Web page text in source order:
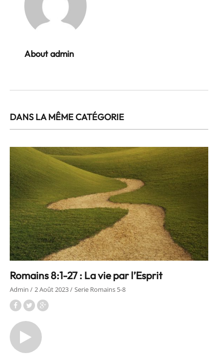
About admin
DANS LA MÊME CATÉGORIE
Romains 8:1-27 : La vie par l’Esprit
Admin 2 Août 2023 Serie Romains 5-8